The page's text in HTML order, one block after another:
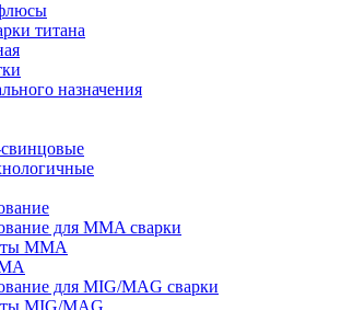
титана
назначения
для MMA сварки
MMA
для MIG/MAG сварки
MIG/MAG